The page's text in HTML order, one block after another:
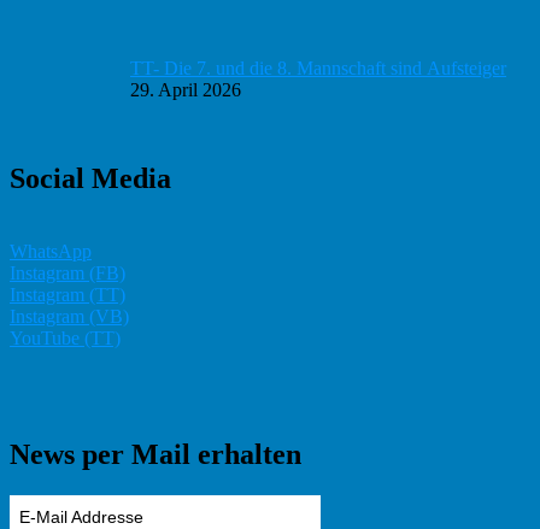
TT- Die 7. und die 8. Mannschaft sind Aufsteiger
29. April 2026
Social Media
WhatsApp
Instagram (FB)
Instagram (TT)
Instagram (VB)
YouTube (TT)
News per Mail erhalten
E-Mail Addresse